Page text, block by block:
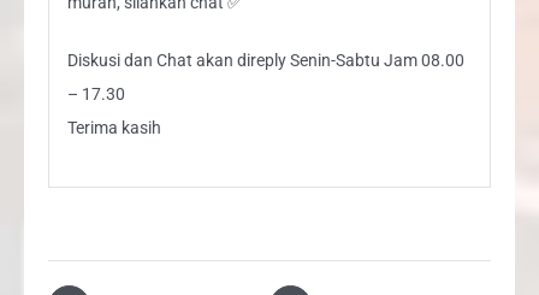
Diskusi dan Chat akan direply Senin-Sabtu Jam 08.00
– 17.30
Terima kasih